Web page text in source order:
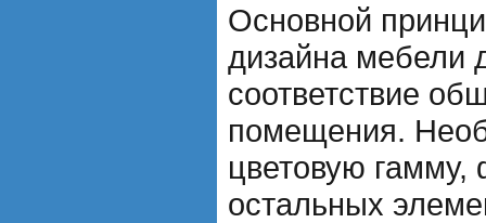
Основной
дизайна мебели
соответствие
помещения.
цветовую
остальных